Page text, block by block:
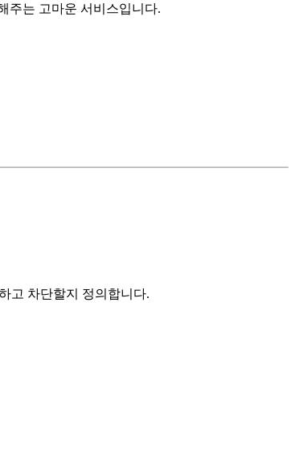
주는 고마운 서비스입니다.
고 차단할지 정의합니다.